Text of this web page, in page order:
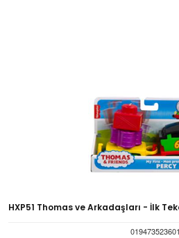
HXP51 Thomas ve Arkadaşları - İlk